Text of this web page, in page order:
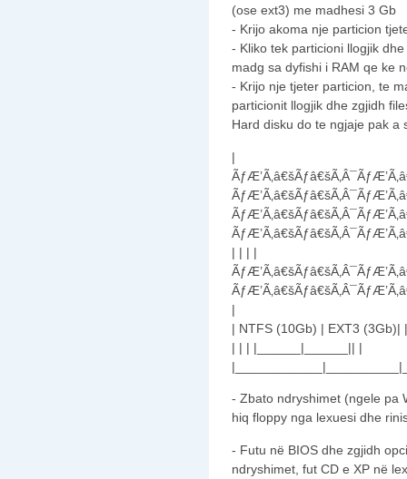
(ose ext3) me madhesi 3 Gb
- Krijo akoma nje particion
- Kliko tek particioni llogjik
madg sa dyfishi i RAM qe ke
- Krijo nje tjeter particion, te
particionit llogjik dhe zgjidh
Hard disku do te ngjaje pak a
|
| | | |
|
| NTFS (10Gb) | EXT3 (3Gb)|
| | | |______|______|| |
- Zbato ndryshimet (ngele pa
hiq floppy nga lexuesi dhe
- Futu në BIOS dhe zgjidh
ndryshimet, fut CD e XP në